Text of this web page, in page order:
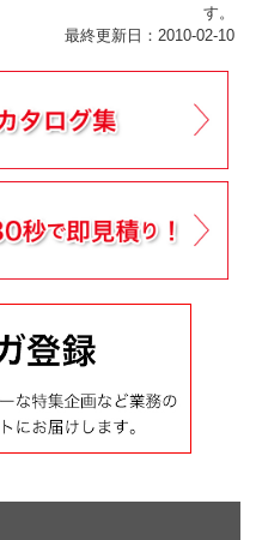
す。
最終更新日：2010-02-10